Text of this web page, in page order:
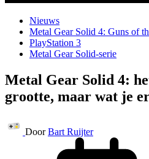
Nieuws
Metal Gear Solid 4: Guns of
PlayStation 3
Metal Gear Solid-serie
Metal Gear Solid 4:
grootte, maar wat je
Door Bart Ruijter